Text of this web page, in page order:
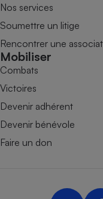
Nos services
Soumettre un litige
Rencontrer une
Mobiliser
Combats
Victoires
Devenir adhérent
Devenir bénévole
Faire un don